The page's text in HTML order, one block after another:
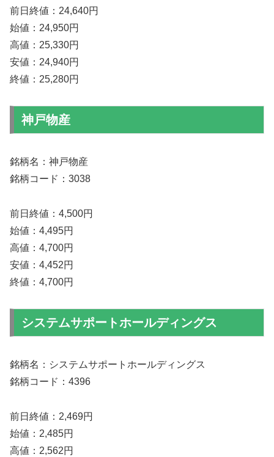
前日終値：24,640円
始値：24,950円
高値：25,330円
安値：24,940円
終値：25,280円
神戸物産
銘柄名：神戸物産
銘柄コード：3038
前日終値：4,500円
始値：4,495円
高値：4,700円
安値：4,452円
終値：4,700円
システムサポートホールディングス
銘柄名：システムサポートホールディングス
銘柄コード：4396
前日終値：2,469円
始値：2,485円
高値：2,562円